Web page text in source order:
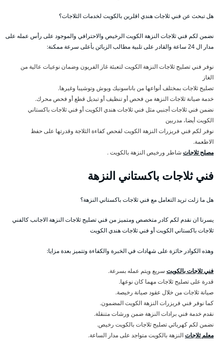
هل تبحث عن فني ثلاجات هندي اقلرين بالكويت لخدمات الثلاجات؟
نضمن لكم فني ثلاجات النزهة الكويت الرخيص والاحترافي والموجود على رأس عمله على
مدار ال 24 ساعة والقادر على تلبية مطالب الزبائن بأعلى سرعة ممكنة:
نوفر فني تصليح ثلاجات النزهة الكويت لتعبئة غاز الفريون وضمان نوعيات عالية من
الغاز
تصليح ثلاجات بمختلف أنواعها من باناسونيك وبوش وتوشيبا وغيرها.
خدمة صيانة ثلاجات النزهة من فحص أو تنظيف أو تبديل قطع أو فحص محرك.
نضمن فني ثلاجات أجنبي مثل فني ثلاجات هندي الكويت أو فني ثلاجات باكستاني
الكويت أيضا، مدربين
نوفر لكم فني فريزرات النزهة الكويت لفحص كفاءة الثلاجة وقدرتها على حفظ
الاطعمة.
مصلح ثلاجات شاطر ورخيص النزهة بالكويت .
فني ثلاجات باكستاني النزهة
هل ما زلت تريد التعامل مع فني ثلاجات باكستاني النزهة؟
يسرنا ان نقدم لكم كادر متخصص ومتميز من فني تصليح ثلاجات النزهة الاجانب كالفني
ثلاجات باكستاني الكويت أو فني ثلاجات هندي الكويت
وهذه الكوادر حائزة على شهادات في الخبرة والكفاءة وتتميز بعدة مزايا:
فني ثلاجات بالكويت سريع ويتم عمله بسرعة.
قدرة على تصليح ثلاجات مهما كان نوعها.
صيانة ثلاجات من خلال عقود صيانة رخيصة.
كما نوفر فني فريزرات النزهة الكويت المضمون.
نقدم خدمة فني برادات النزهة ضمن ورشات متنقلة.
نضمن لكم كهربائي تصليح ثلاجات بالكويت رخيص.
معلم ثلاجاتالنزهة بالكويت متواجد على مدار الساعة.